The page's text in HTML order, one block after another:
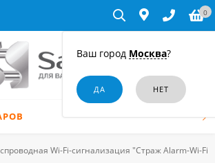
Ваш город Москва?
0
Wi-Fi-сигнализация "Страж Alarm-Wi-Fi"